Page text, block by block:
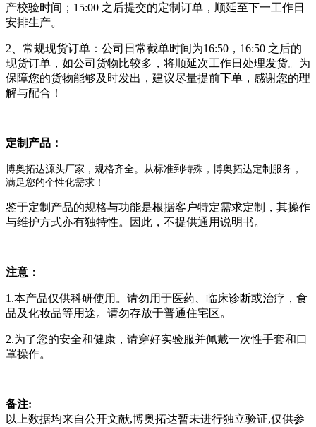
产校验时间；15:00 之后提交的定制订单，顺延至下一工作日
安排生产。
2、常规现货订单：公司日常截单时间为16:50，16:50 之后的
现货订单，如公司货物比较多，将顺延次工作日处理发货。为
保障您的货物能够及时发出，建议尽量提前下单，感谢您的理
解与配合！
定制产品：
博奥拓达源头厂家，规格齐全。从标准到特殊，博奥拓达定制服务，
满足您的个性化需求！
鉴于定制产品的规格与功能是根据客户特定需求定制，其操作
与维护方式亦有独特性。因此，不提供通用说明书。
注意：
1.本产品仅供科研使用。请勿用于医药、临床诊断或治疗，食
品及化妆品等用途。请勿存放于普通住宅区。
2.为了您的安全和健康，请穿好实验服并佩戴一次性手套和口
罩操作。
备注:
以上数据均来自公开文献,博奥拓达暂未进行独立验证,仅供参